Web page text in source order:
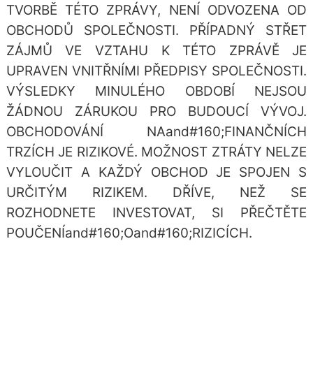
TVORBĚ TÉTO ZPRÁVY, NENÍ ODVOZENA OD
OBCHODŮ SPOLEČNOSTI. PŘÍPADNÝ STŘET
ZÁJMŮ VE VZTAHU K TÉTO ZPRÁVĚ JE
UPRAVEN VNITŘNÍMI PŘEDPISY SPOLEČNOSTI.
VÝSLEDKY MINULÉHO OBDOBÍ NEJSOU
ŽÁDNOU ZÁRUKOU PRO BUDOUCÍ VÝVOJ.
OBCHODOVÁNÍ NAand#160;FINANČNÍCH
TRZÍCH JE RIZIKOVÉ. MOŽNOST ZTRÁTY NELZE
VYLOUČIT A KAŽDÝ OBCHOD JE SPOJEN S
URČITÝM RIZIKEM. DŘÍVE, NEŽ SE
ROZHODNETE INVESTOVAT, SI PŘEČTĚTE
POUČENÍand#160;Oand#160;RIZICÍCH.